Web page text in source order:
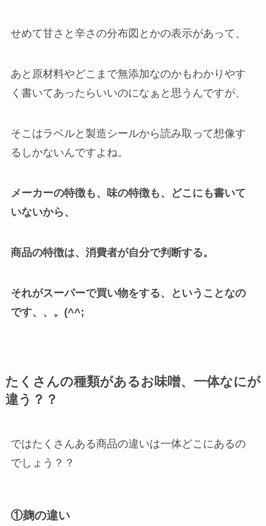
せめて甘さと辛さの分布図とかの表示があって、
あと原材料やどこまで無添加なのかもわかりやす
く書いてあったらいいのになぁと思うんですが、
そこはラベルと製造シールから読み取って想像す
るしかないんですよね。
メーカーの特徴も、味の特徴も、どこにも書いて
いないから、
商品の特徴は、消費者が自分で判断する。
それがスーパーで買い物をする、ということなの
です、、。(^^;
たくさんの種類があるお味噌、一体なにが
違う？？
ではたくさんある商品の違いは一体どこにあるの
でしょう？？
①麹の違い